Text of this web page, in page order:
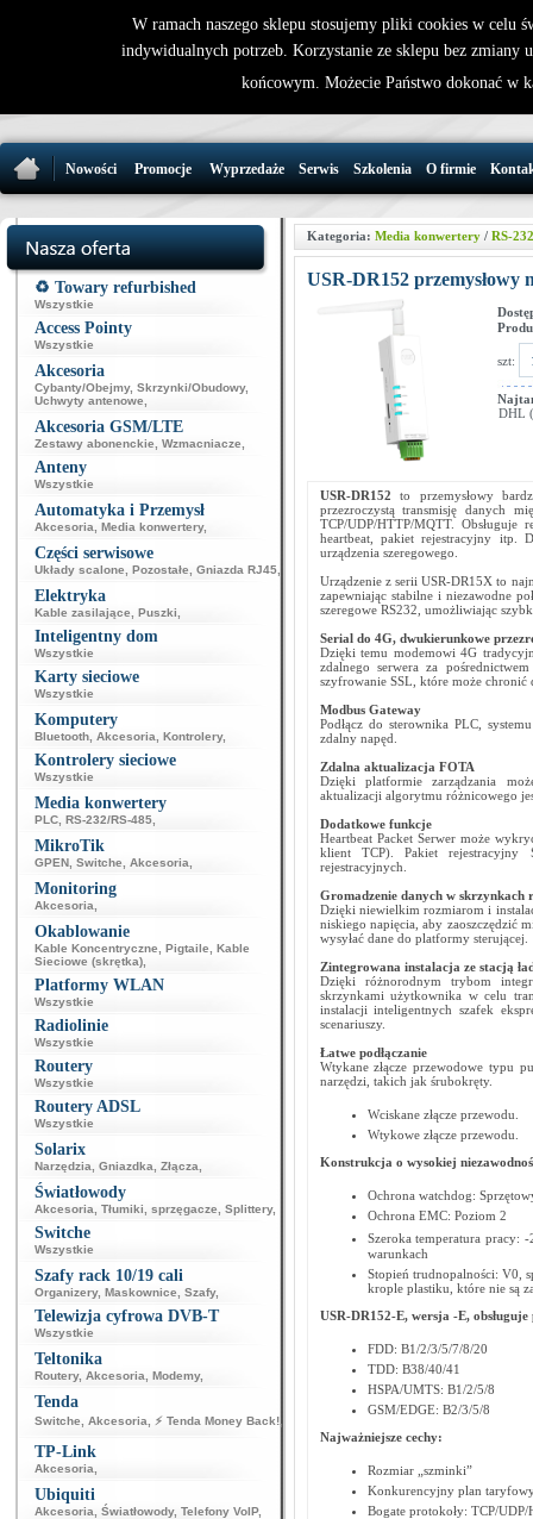
32 721 86
Nowości Promocje Wyprzedaże Serwis Szkolenia O firmie
♻️ Towary refurbished
Wszystkie
Access Pointy
Wszystkie
Akcesoria
Cybanty/Obejmy, Skrzynki/Obudowy,
Uchwyty antenowe
Akcesoria GSM/LTE
Zestawy abonenckie Wzmacniacze
Anteny
Wszystkie
Automatyka i Przemysł
Akcesoria Media konwertery,
Części serwisowe
Układy scalone Pozostałe Gniazda RJ45
Elektryka
Kable zasilające Puszki
Inteligentny dom
Wszystkie
Karty sieciowe
Wszystkie
Komputery
Bluetooth Akcesoria Kontrolery,
Kontrolery sieciowe
Wszystkie
Media konwertery
PLC RS-232/RS-485
MikroTik
GPEN Switche Akcesoria
Monitoring
Akcesoria
Okablowanie
Kable Koncentryczne Pigtaile
Kable
Sieciowe (skrętka)
Platformy WLAN
Wszystkie
Radiolinie
Wszystkie
Routery
Wszystkie
Routery ADSL
Wszystkie
Solarix
Narzędzia Gniazdka Złącza
Światłowody
Akcesoria Tłumiki, sprzęgacze Splittery,
Switche
Wszystkie
Szafy rack 10/19 cali
Organizery, Maskownice Szafy,
Telewizja cyfrowa DVB-T
Wszystkie
Teltonika
Routery, Akcesoria Modemy,
Tenda
Switche Akcesoria ⚡ Tenda Money Back!
TP-Link
Akcesoria
Ubiquiti
Akcesoria Światłowody, Telefony VoIP,
Kategoria: Media konwertery/ RS-
USR-DR152 przemysłowy
szt:
DHL
USR-DR152 to przemysłowy
przezroczystą transmisję danych
TCP/UDP/HTTP/MQTT.
heartbeat, pakiet rejestracyjny itp.
urządzenia szeregowego.
Urządzenie z serii USR-DR15X to
zapewniając stabilne i niezawodne
szeregowe RS232, umożliwiając
Serial do 4G, dwukierunkowe
Dzięki temu modemowi 4G
zdalnego serwera za
szyfrowanie SSL, które może chronić
Modbus Gateway
Podłącz do sterownika PLC,
zdalny napęd.
Zdalna aktualizacja FOTA
Dzięki platformie zarządzania
aktualizacji algorytmu różnicowego
Dodatkowe funkcje
Heartbeat Packet Serwer może
klient TCP). Pakiet rejestracyjny
rejestracyjnych.
Gromadzenie danych w skrzynkach
Dzięki niewielkim rozmiarom i
niskiego napięcia, aby zaoszczędzić
wysyłać dane do platformy sterującej.
Zintegrowana instalacja ze stacją
Dzięki różnorodnym trybom
skrzynkami użytkownika w celu
instalacji inteligentnych szafek
scenariuszy.
Łatwe podłączanie
Wtykane złącze przewodowe typu
narzędzi, takich jak śrubokręty.
Wciskane złącze przewodu.
Wtykowe złącze przewodu.
Konstrukcja o wysokiej
Ochrona watchdog:
Ochrona EMC: Poziom 2
Szeroka temperatura
warunkach
Stopień trudnopalności: V0,
krople plastiku, które nie są
USR-DR152-E, wersja -E, obsługuje
FDD: B1/2/3/5/7/8/20
TDD: B38/40/41
HSPA/UMTS: B1/2/5/8
GSM/EDGE: B2/3/5/8
Najważniejsze cechy:
Rozmiar „szminki”
Konkurencyjny plan
Bogate protokoły: TCP/
W ramach naszego sklepu stosujemy pliki cookies w celu
indywidualnych potrzeb. Korzystanie ze sklepu bez zmiany
końcowym. Możecie Państwo dokonać w